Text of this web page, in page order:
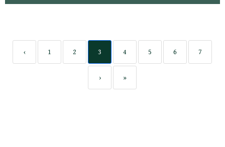
‹ 1 2 3 4 5 6 7
› »